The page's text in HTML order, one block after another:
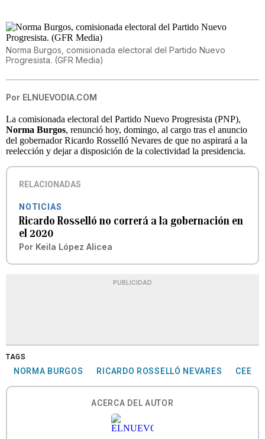
Norma Burgos, comisionada electoral del Partido Nuevo
Progresista. (GFR Media)
Por ELNUEVODIA.COM
La comisionada electoral del Partido Nuevo Progresista (PNP),
Norma Burgos, renunció hoy, domingo, al cargo tras el anuncio
del gobernador Ricardo Rosselló Nevares de que no aspirará a la
reelección y dejar a disposición de la colectividad la presidencia.
RELACIONADAS
NOTICIAS
Ricardo Rosselló no correrá a la gobernación en
el 2020
Por Keila López Alicea
PUBLICIDAD
TAGS
NORMA BURGOS RICARDO ROSSELLÓ NEVARES CEE
ACERCA DEL AUTOR